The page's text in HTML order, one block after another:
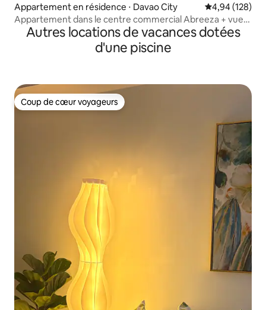
Appartement en résidence ⋅ Davao City Évaluation
4,94 (128)
Appartement dans le centre commercial Abreeza + vue
sur la ville
Autres locations de vacances dotées
d'une piscine
Coup de cœur voyageurs
Coup de cœur voyageurs